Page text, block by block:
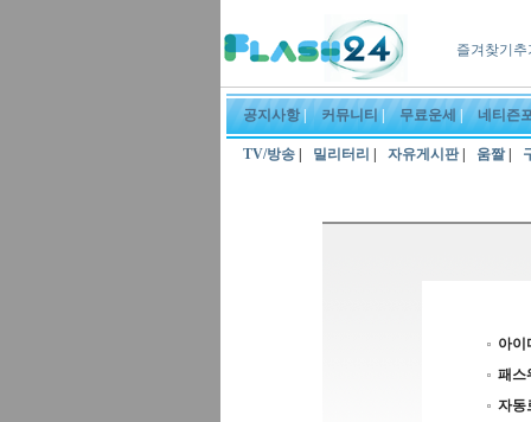
즐겨찾기
공지사항| 커뮤니티| 무료운세 |네티즌
TV/방송 밀리터리 |자유게시판| 움짤|
아이
패스
자동